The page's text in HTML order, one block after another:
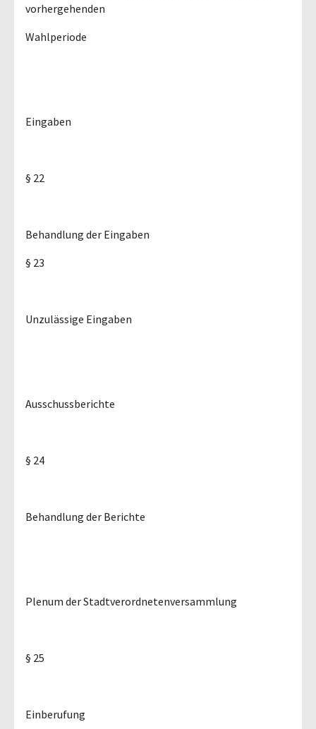
vorhergehenden
Wahlperiode
Eingaben
§ 22
Behandlung der Eingaben
§ 23
Unzulässige Eingaben
Ausschussberichte
§ 24
Behandlung der Berichte
Plenum der Stadtverordnetenversammlung
§ 25
Einberufung